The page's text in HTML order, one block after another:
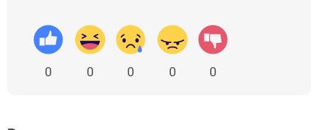
0 0 0 0 0